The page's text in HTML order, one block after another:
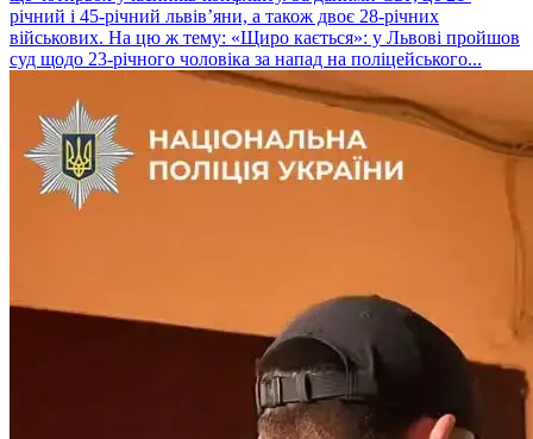
річний і 45-річний львів’яни, а також двоє 28-річних
військових. На цю ж тему: «Щиро кається»: у Львові пройшов
суд щодо 23-річного чоловіка за напад на поліцейського...